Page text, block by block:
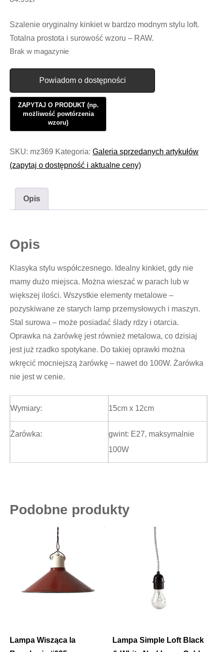
Szalenie oryginalny kinkiet w bardzo modnym stylu loft.
Totalna prostota i surowość wzoru – RAW.
Brak w magazynie
Powiadom o dostępności
SKU: mz369 Kategoria: Galeria sprzedanych artykułów
(zapytaj o dostępność i aktualne ceny)
Opis
Opis
Klasyka stylu współczesnego. Idealny kinkiet, gdy nie
mamy dużo miejsca. Można wieszać w parach lub w
większej ilości. Wszystkie elementy metalowe –
pozyskiwane ze starych lamp przemysłowych i maszyn.
Stal surowa – może posiadać ślady rdzy i otarcia.
Oprawka na żarówkę jest również metalowa, co dzisiaj
jest już rzadko spotykane. Do takiej oprawki można
wkręcić mocniejszą żarówkę – nawet do 100W. Żarówka
nie jest w cenie.
Wymiary: 15cm x 12cm
Żarówka:
gwint: E27, maksymalnie
100W
Podobne produkty
Lampa Wisząca la
Lampa Simple Loft Black